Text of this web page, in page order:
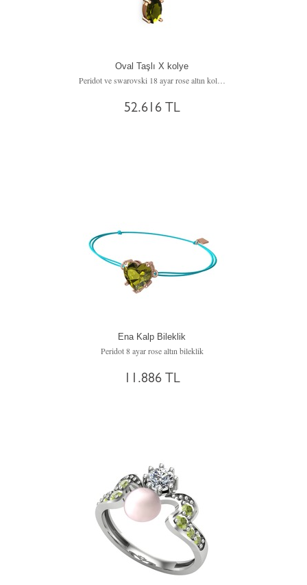
Oval Taşlı X kolye
Peridot ve swarovski 18 ayar rose altın kolye (40 cm altın rolo zincir)
52.616 TL
Ena Kalp Bileklik
Peridot 8 ayar rose altın bileklik
11.886 TL